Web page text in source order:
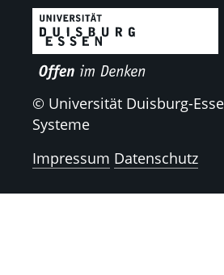
© Universität Duisburg-
Systeme
Impressum Datenschutz